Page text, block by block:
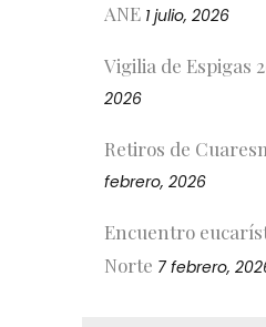
ANE 1 julio, 2026
Vigilia de Espigas
2026
Retiros de
febrero, 2026
Encuentro
Norte 7 febrero,